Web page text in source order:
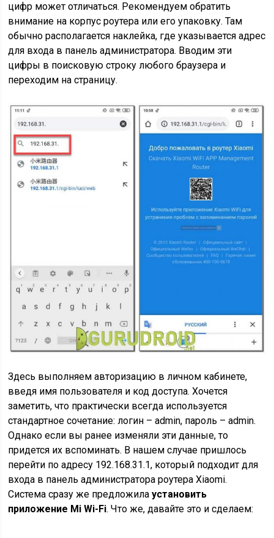
цифр может отличаться. Рекомендуем обратить
внимание на корпус роутера или его упаковку. Там
обычно располагается наклейка, где указывается адрес
для входа в панель администратора. Вводим эти
цифры в поисковую строку любого браузера и
переходим на страницу.
Здесь выполняем авторизацию в личном кабинете,
введя имя пользователя и код доступа. Хочется
заметить, что практически всегда используется
стандартное сочетание: логин – admin, пароль – admin.
Однако если вы ранее изменяли эти данные, то
придется их вспоминать. В нашем случае пришлось
перейти по адресу 192.168.31.1, который подходит для
входа в панель администратора роутера Xiaomi.
Система сразу же предложилаустановить
приложение Mi Wi-Fi. Что же, давайте это и сделаем: